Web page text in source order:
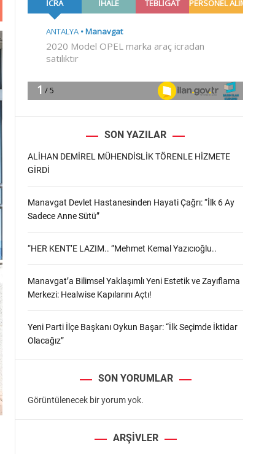
m
SON YAZILAR
ALİHAN DEMİREL MÜHENDİSLİK TÖRENLE HİZMETE
GİRDİ
Manavgat Devlet Hastanesinden Hayati Çağrı: “İlk 6 Ay
Sadece Anne Sütü”
“HER KENT’E LAZIM.. ”Mehmet Kemal Yazıcıoğlu..
Manavgat’a Bilimsel Yaklaşımlı Yeni Estetik ve Zayıflama
Merkezi: Healwise Kapılarını Açtı!
Yeni Parti İlçe Başkanı Oykun Başar: “İlk Seçimde İktidar
Olacağız”
SON YORUMLAR
Görüntülenecek bir yorum yok.
ARŞIVLER